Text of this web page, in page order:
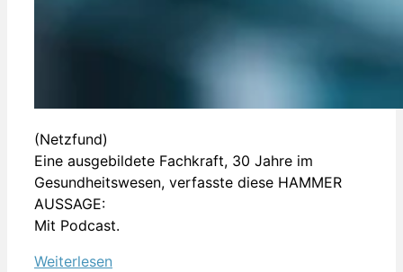
(Netzfund)
Eine ausgebildete Fachkraft, 30 Jahre im
Gesundheitswesen, verfasste diese HAMMER
AUSSAGE:
Mit Podcast.
Weiterlesen